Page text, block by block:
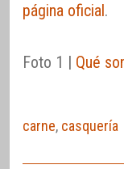
página oficial.
Foto 1 | Qué
carne, casquería